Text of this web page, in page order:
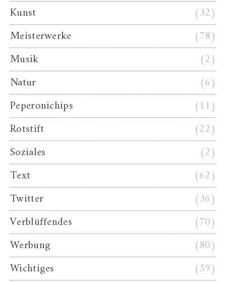
Kunst
(32)
Meisterwerke
(78)
Musik
(2)
Natur
(6)
Peperonichips
(11)
Rotstift
(22)
Soziales
(2)
Text
(62)
Twitter
(36)
Verblüffendes
(70)
Werbung
(80)
Wichtiges
(59)